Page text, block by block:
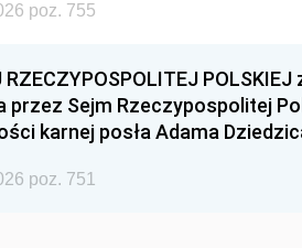
poz. 755
RZECZYPOSPOLITEJ
przez Sejm Rzeczypospolitej
karnej posła Adama
poz. 751